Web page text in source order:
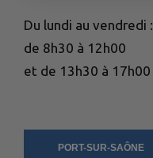
Du lundi au vendredi :
de 8h30 à 12h00
et de 13h30 à 17h00